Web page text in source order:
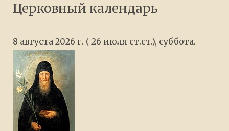
Церковный календарь
8 августа 2026 г. ( 26 июля ст.ст.), суббота.